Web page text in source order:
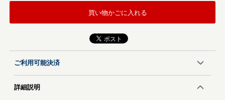
買い物かごに入れる
ご利用可能決済
詳細説明